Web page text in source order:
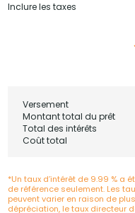
Inclure les taxes
Versement
Montant total du prêt
Total des intérêts
Coût total
*Un taux d’intérêt de 9.99 % a
de référence seulement. Les
peuvent varier en raison de
dépréciation, le taux directeur